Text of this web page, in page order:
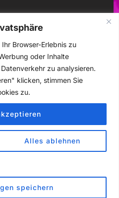
Browser-Erlebnis zu
oder Inhalte
zu analysieren.
klicken, stimmen Sie
zu.
Alles ablehnen
speichern